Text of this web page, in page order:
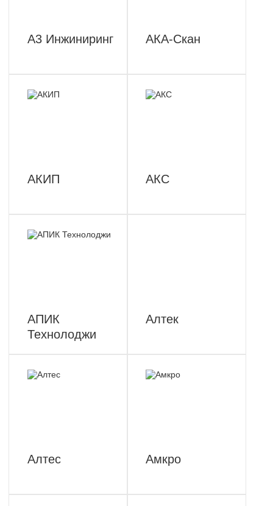
А3 Инжиниринг АКА-Скан
АКИП АКС
АПИК
Технолоджи
Алтек
Алтес Амкро